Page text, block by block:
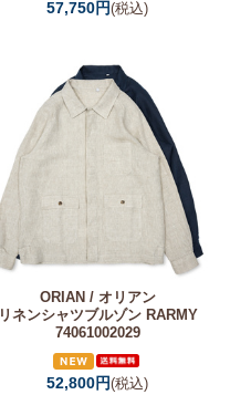
57,750円(税込)
ORIAN / オリアン
リネンシャツブルゾン RARMY
74061002029
52,800円(税込)